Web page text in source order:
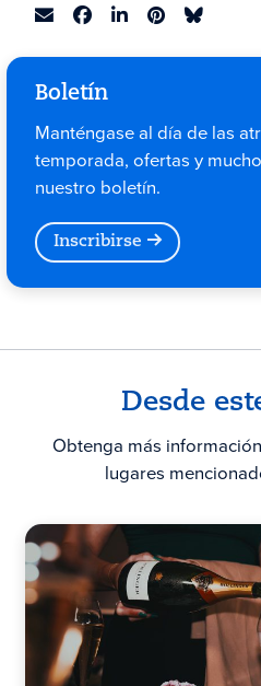
Boletín
Manténgase al día de las
temporada, ofertas y
nuestro boletín.
Inscribirse
Desde
Obtenga más
lugares